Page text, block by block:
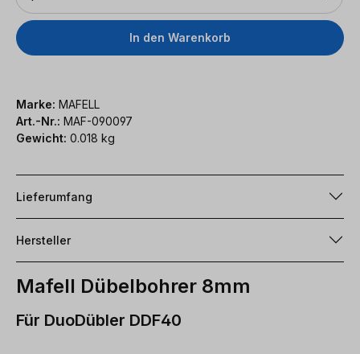
In den Warenkorb
Marke: MAFELL
Art.-Nr.: MAF-090097
Gewicht: 0.018 kg
Lieferumfang
Hersteller
Mafell Dübelbohrer 8mm
Für DuoDübler DDF40